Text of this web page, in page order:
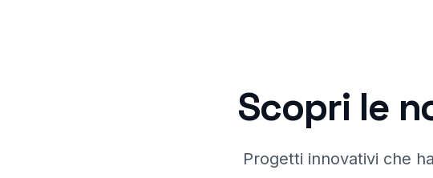
Scopri le
Progetti innovativi che